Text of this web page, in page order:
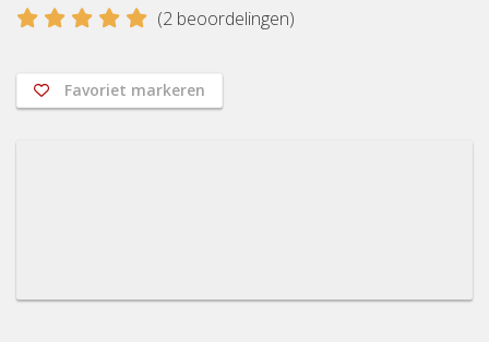
5 (2 beoordelingen)
Favoriet markeren